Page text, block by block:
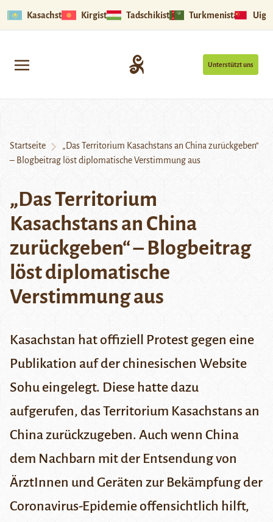
Kasachstan Kirgistan Tadschikistan Turkmenistan
Unterstützt uns
Startseite
„Das Territorium Kasachstans an China zurückgeben“
– Blogbeitrag löst diplomatische Verstimmung aus
„Das Territorium
Kasachstans an China
zurückgeben“ – Blogbeitrag
löst diplomatische
Verstimmung aus
Kasachstan hat offiziell Protest gegen eine
Publikation auf der chinesischen Website
Sohu eingelegt. Diese hatte dazu
aufgerufen, das Territorium Kasachstans an
China zurückzugeben. Auch wenn China
dem Nachbarn mit der Entsendung von
ÄrztInnen und Geräten zur Bekämpfung der
Coronavirus-Epidemie offensichtlich hilft,